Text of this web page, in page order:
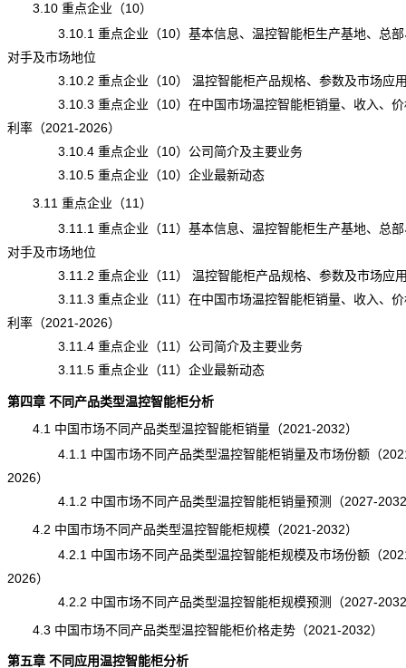
3.10 重点企业（10）
3.10.1 重点企业（10）基本信息、温控智能柜生产基地、总部
对手及市场地位
3.10.2 重点企业（10） 温控智能柜产品规格、参数及市场应
3.10.3 重点企业（10）在中国市场温控智能柜销量、收入、价
利率（2021-2026）
3.10.4 重点企业（10）公司简介及主要业务
3.10.5 重点企业（10）企业最新动态
3.11 重点企业（11）
3.11.1 重点企业（11）基本信息、温控智能柜生产基地、总部
对手及市场地位
3.11.2 重点企业（11） 温控智能柜产品规格、参数及市场应
3.11.3 重点企业（11）在中国市场温控智能柜销量、收入、价
利率（2021-2026）
3.11.4 重点企业（11）公司简介及主要业务
3.11.5 重点企业（11）企业最新动态
第四章 不同产品类型温控智能柜分析
4.1 中国市场不同产品类型温控智能柜销量（2021-2032）
4.1.1 中国市场不同产品类型温控智能柜销量及市场份额（
2026）
4.1.2 中国市场不同产品类型温控智能柜销量预测（2027-
4.2 中国市场不同产品类型温控智能柜规模（2021-2032）
4.2.1 中国市场不同产品类型温控智能柜规模及市场份额（
2026）
4.2.2 中国市场不同产品类型温控智能柜规模预测（2027-
4.3 中国市场不同产品类型温控智能柜价格走势（2021-2032）
第五章 不同应用温控智能柜分析